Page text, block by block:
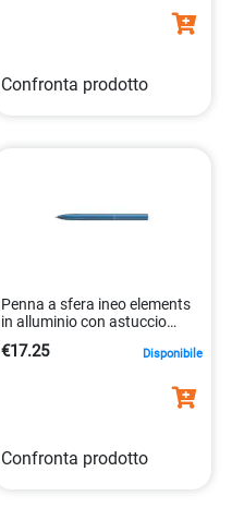
Confronta prodotto
Penna a sfera ineo elements
in alluminio con astuccio
€17.25 Disponibile
Confronta prodotto